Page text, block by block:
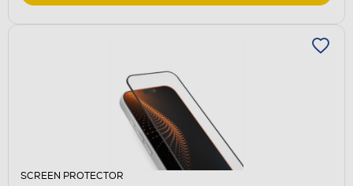
SCREEN PROTECTOR